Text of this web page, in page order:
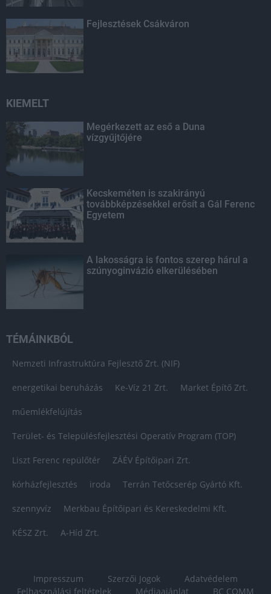
Fejlesztések Csákváron
KIEMELT
Megérkezett az eső a Duna
vízgyűjtőjére
Kecskeméten is szakirányú
továbbképzésekkel erősít a Gál Ferenc
Egyetem
A lakosságra is fontos szerep hárul a
szúnyoginvázió elkerülésében
TÉMÁINKBÓL
Nemzeti Infrastruktúra Fejlesztő Zrt. (NIF)
energetikai beruházás Ke-Víz 21 Zrt. Market Építő Zrt.
műemlékfelújítás
Terület- és Településfejlesztési Operatív Program (TOP)
Liszt Ferenc repülőtér ZÁÉV Építőipari Zrt.
kórházfejlesztés iroda Terrán Tetőcserép Gyártó Kft.
szennyvíz Merkbau Építőipari és Kereskedelmi Kft.
KÉSZ Zrt. A-Híd Zrt.
Impresszum Szerzői Jogok
Adatvédelem
Felhasználási feltételek
Médiaajánlat BC COMM